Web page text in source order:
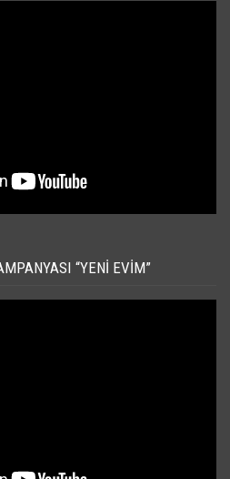
“YENI EVIM”